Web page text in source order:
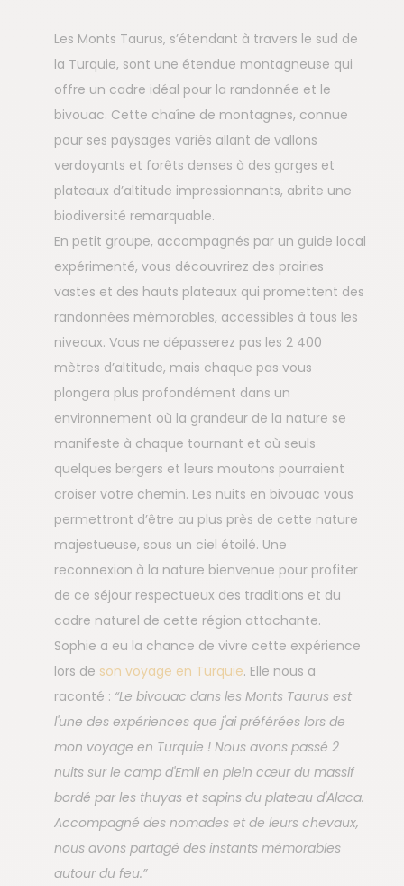
Les Monts Taurus, s’étendant à travers le sud de
la Turquie, sont une étendue montagneuse qui
offre un cadre idéal pour la randonnée et le
bivouac. Cette chaîne de montagnes, connue
pour ses paysages variés allant de vallons
verdoyants et forêts denses à des gorges et
plateaux d’altitude impressionnants, abrite une
biodiversité remarquable.
En petit groupe, accompagnés par un guide local
expérimenté, vous découvrirez des prairies
vastes et des hauts plateaux qui promettent des
randonnées mémorables, accessibles à tous les
niveaux. Vous ne dépasserez pas les 2 400
mètres d’altitude, mais chaque pas vous
plongera plus profondément dans un
environnement où la grandeur de la nature se
manifeste à chaque tournant et où seuls
quelques bergers et leurs moutons pourraient
croiser votre chemin. Les nuits en bivouac vous
permettront d’être au plus près de cette nature
majestueuse, sous un ciel étoilé. Une
reconnexion à la nature bienvenue pour profiter
de ce séjour respectueux des traditions et du
cadre naturel de cette région attachante.
Sophie a eu la chance de vivre cette expérience
lors de son voyage en Turquie. Elle nous a
raconté : “Le bivouac dans les Monts Taurus est
l'une des expériences que j'ai préférées lors de
mon voyage en Turquie ! Nous avons passé 2
nuits sur le camp d'Emli en plein cœur du massif
bordé par les thuyas et sapins du plateau d'Alaca.
Accompagné des nomades et de leurs chevaux,
nous avons partagé des instants mémorables
autour du feu.”